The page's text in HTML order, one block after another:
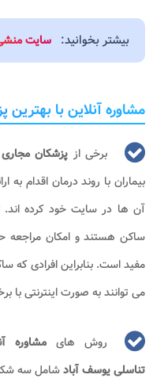
بیشتر بخوانید: سایت منشی
مشاوره آنلاین با
برخی از پزشکان مجاری
بیماران با روند درمان اقدام به
آن ها در سایت خود کرده اند.
ساکن هستند و امکان مراجعه
مفید است. بنابراین افرادی که
می توانند به صورت اینترنتی با
روش های مشاوره
تناسلی یوسف آبادشامل سه